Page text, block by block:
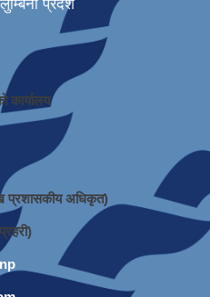
प्रदेश
कार्यालय
प्रशासकीय अधिकृत)